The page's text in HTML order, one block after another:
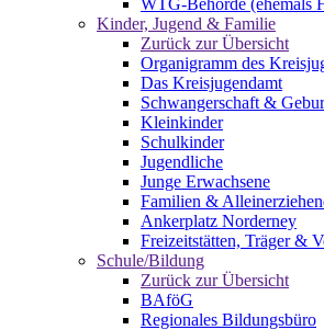
Kinder, Jugend & Familie
Zurück zur Übersicht
Organigramm des
Das Kreisjugendamt
Schwangerschaft &
Kleinkinder
Schulkinder
Jugendliche
Junge Erwachsene
Familien &
Ankerplatz Norderney
Freizeitstätten, Träger &
Schule/Bildung
Zurück zur Übersicht
BAföG
Regionales Bildungsbüro